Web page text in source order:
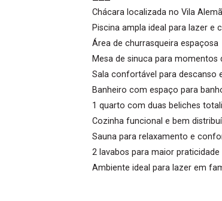
Chácara localizada no Vila Alemã
Piscina ampla ideal para lazer e
Área de churrasqueira espaçosa
Mesa de sinuca para momentos
Sala confortável para descanso
Banheiro com espaço para
1 quarto com duas beliches
Cozinha funcional e bem
Sauna para relaxamento e
2 lavabos para maior praticidade
Ambiente ideal para lazer em